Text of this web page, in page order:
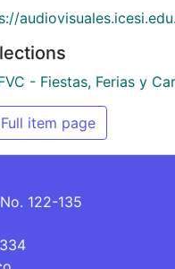
- Fiestas, Ferias y
Full item page
122-135